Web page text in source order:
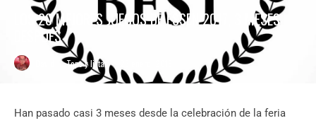
LOS 20 MEJORES JUEGOS DE ESSEN 2017, 3 MESES
DESPUÉS
Tops y listas ·
Han pasado casi 3 meses desde la celebración de la feria